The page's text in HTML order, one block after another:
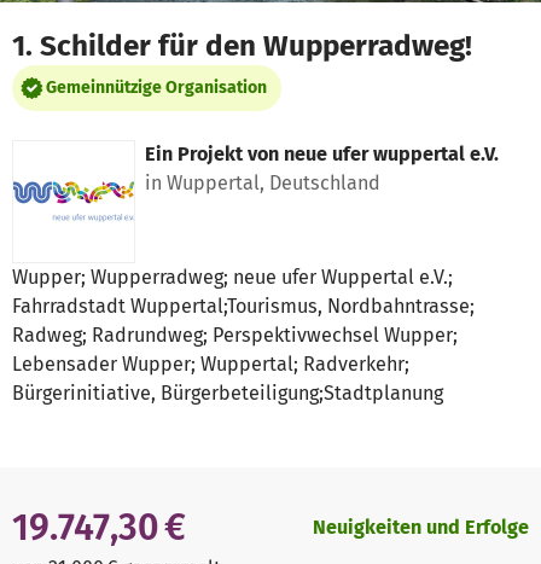
1. Schilder für den Wupperradweg!
Gemeinnützige Organisation
Ein Projekt von neue ufer wuppertal e.V.
in Wuppertal, Deutschland
Wupper; Wupperradweg; neue ufer Wuppertal e.V.;
Fahrradstadt Wuppertal;Tourismus, Nordbahntrasse;
Radweg; Radrundweg; Perspektivwechsel Wupper;
Lebensader Wupper; Wuppertal; Radverkehr;
Bürgerinitiative, Bürgerbeteiligung;Stadtplanung
19.747,30 € Neuigkeiten und Erfolge